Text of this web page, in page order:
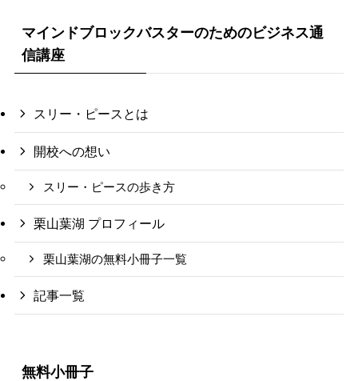
マインドブロックバスターのためのビジネス通
信講座
スリー・ピースとは
開校への想い
スリー・ピースの歩き方
栗山葉湖 プロフィール
栗山葉湖の無料小冊子一覧
記事一覧
無料小冊子